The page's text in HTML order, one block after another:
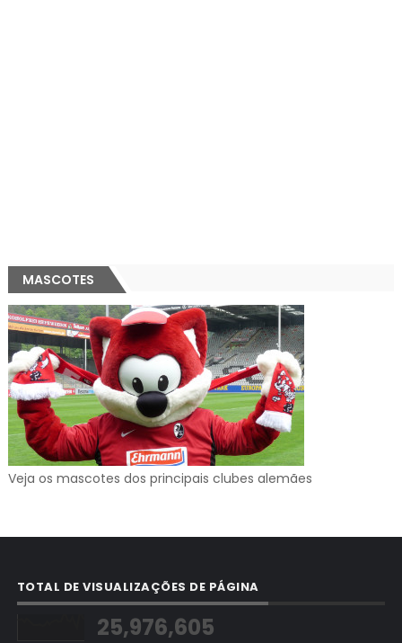
MASCOTES
Veja os mascotes dos principais clubes alemães
TOTAL DE VISUALIZAÇÕES DE PÁGINA
25,976,605